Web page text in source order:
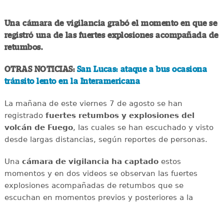
Una cámara de vigilancia grabó el momento en que se
registró una de las fuertes explosiones acompañada de
retumbos.
OTRAS NOTICIAS: San Lucas: ataque a bus ocasiona
tránsito lento en la Interamericana
La mañana de este viernes 7 de agosto se han
registrado fuertes retumbos y explosiones del
volcán de Fuego, las cuales se han escuchado y visto
desde largas distancias, según reportes de personas.
Una cámara de vigilancia ha captadoestos
momentos y en dos videos se observan las fuertes
explosiones acompañadas de retumbos que se
escuchan en momentos previos y posteriores a la